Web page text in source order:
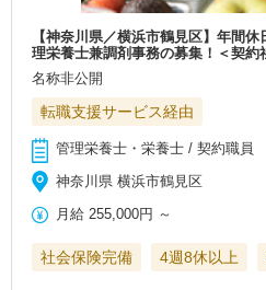
【神奈川県／横浜市鶴見区】年間
理栄養士兼調剤事務の募集！＜契約
名称非公開
転職支援サービス経由
管理栄養士・栄養士 / 契約職員
神奈川県 横浜市鶴見区
月給 255,000円 ～
社会保険完備 4週8休以上